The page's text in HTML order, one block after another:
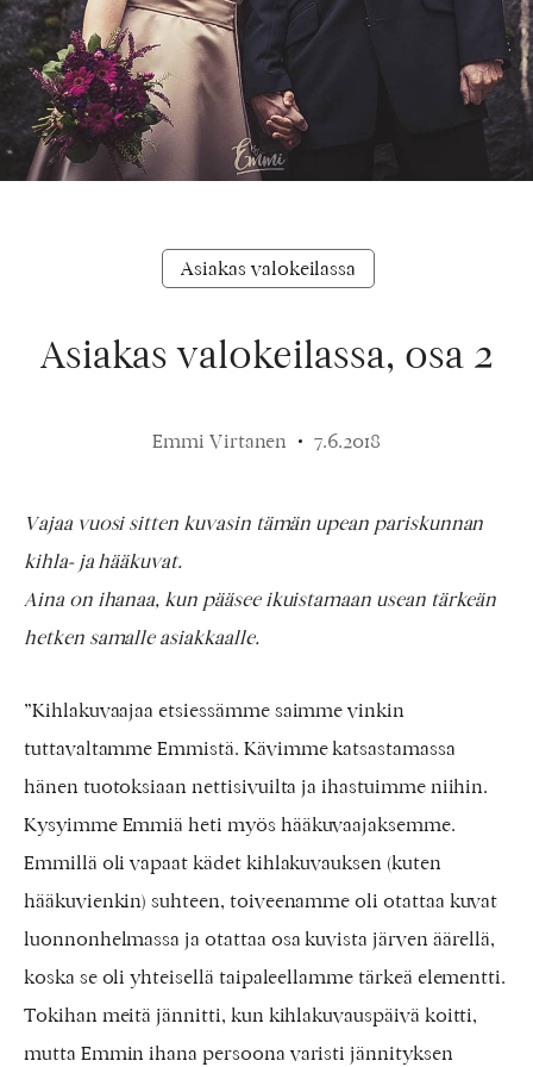
Asiakas valokeilassa
Asiakas valokeilassa, osa 2
Emmi Virtanen 7.6.2018
Vajaa vuosi sitten kuvasin tämän upean pariskunnan
kihla- ja hääkuvat.
Aina on ihanaa, kun pääsee ikuistamaan usean tärkeän
hetken samalle asiakkaalle.
”Kihlakuvaajaa etsiessämme saimme vinkin
tuttavaltamme Emmistä. Kävimme katsastamassa
hänen tuotoksiaan nettisivuilta ja ihastuimme niihin.
Kysyimme Emmiä heti myös hääkuvaajaksemme.
Emmillä oli vapaat kädet kihlakuvauksen (kuten
hääkuvienkin) suhteen, toiveenamme oli otattaa kuvat
luonnonhelmassa ja otattaa osa kuvista järven äärellä,
koska se oli yhteisellä taipaleellamme tärkeä elementti.
Tokihan meitä jännitti, kun kihlakuvauspäivä koitti,
mutta Emmin ihana persoona varisti jännityksen